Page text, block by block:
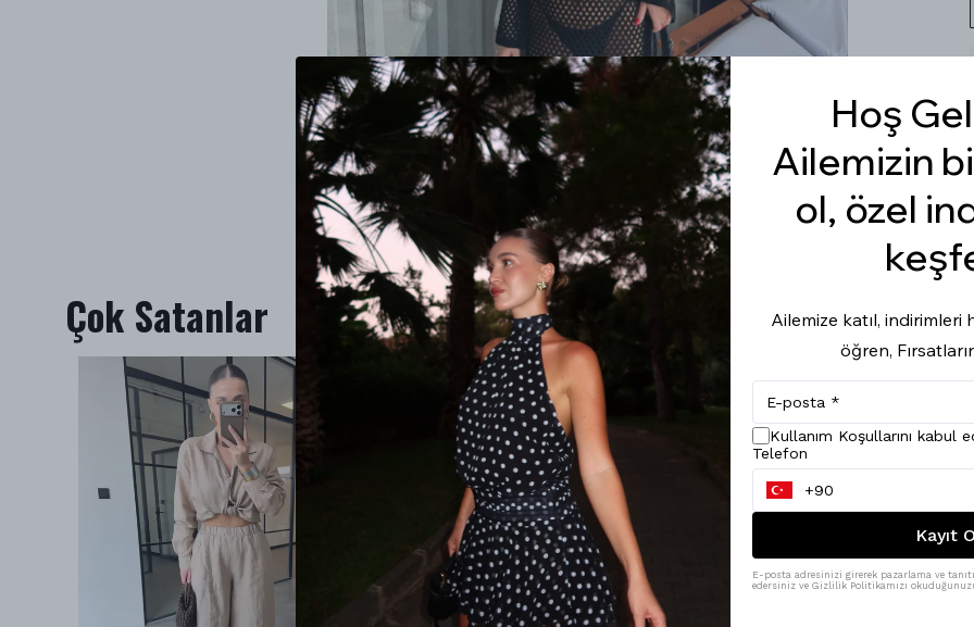
Çok Satanlar
Hoş
Ailemizin
ol, özel
Ailemize katıl, indirimleri
öğren,
Kullanım Koşullarını kabul
Telefon
Kayıt
E-posta adresinizi girerek pazarlama ve
edersiniz ve Gizlilik Politikamızı